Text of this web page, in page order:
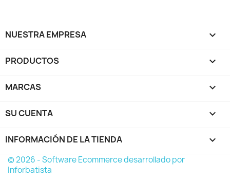
NUESTRA EMPRESA 
PRODUCTOS 
MARCAS 
SU CUENTA 
INFORMACIÓN DE LA TIENDA keyboard_arrow_down
© 2026 - Software Ecommerce desarrollado por
Inforbatista